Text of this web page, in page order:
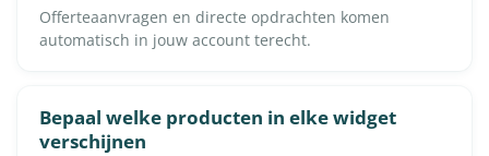
Offerteaanvragen en directe opdrachten komen
automatisch in jouw account terecht.
Bepaal welke producten in elke widget
verschijnen